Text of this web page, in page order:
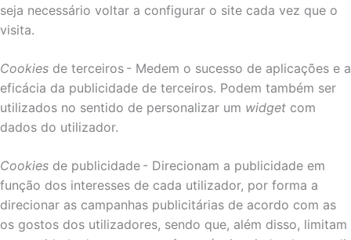
seja necessário voltar a configurar o site cada vez que o
visita.
Cookies de terceiros - Medem o sucesso de aplicações e a
eficácia da publicidade de terceiros. Podem também ser
utilizados no sentido de personalizar um widget com
dados do utilizador.
Cookies de publicidade - Direcionam a publicidade em
função dos interesses de cada utilizador, por forma a
direcionar as campanhas publicitárias de acordo com as
os gostos dos utilizadores, sendo que, além disso, limitam